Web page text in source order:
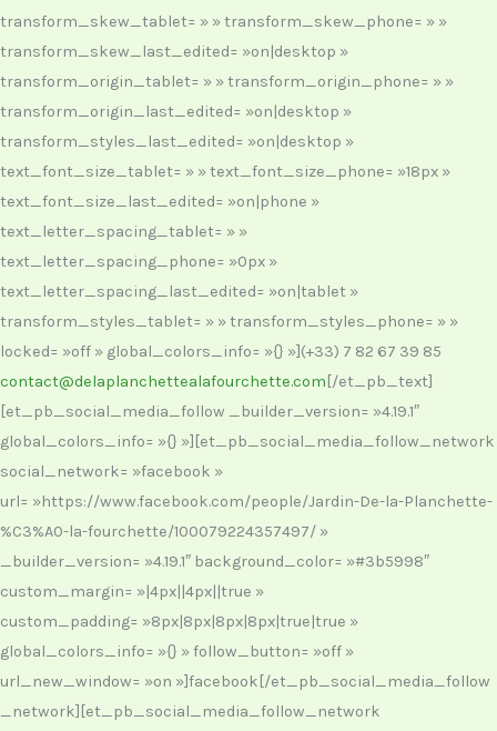
transform_skew_tablet= » » transform_skew_phone= » »
transform_skew_last_edited= »on|desktop »
transform_origin_tablet= » » transform_origin_phone= » »
transform_origin_last_edited= »on|desktop »
transform_styles_last_edited= »on|desktop »
text_font_size_tablet= » » text_font_size_phone= »18px »
text_font_size_last_edited= »on|phone »
text_letter_spacing_tablet= » »
text_letter_spacing_phone= »0px »
text_letter_spacing_last_edited= »on|tablet »
transform_styles_tablet= » » transform_styles_phone= » »
locked= »off » global_colors_info= »{} »](+33) 7 82 67 39 85
contact@delaplanchettealafourchette.com [/et_pb_text]
[et_pb_social_media_follow _builder_version= »4.19.1″
global_colors_info= »{} »][et_pb_social_media_follow_network
social_network= »facebook »
url= »https://www.facebook.com/people/Jardin-De-la-Planchette-
%C3%A0-la-fourchette/100079224357497/ »
_builder_version= »4.19.1″ background_color= »#3b5998″
custom_margin= »|4px||4px||true »
custom_padding= »8px|8px|8px|8px|true|true »
global_colors_info= »{} » follow_button= »off »
url_new_window= »on »]facebook[/et_pb_social_media_follow
_network][et_pb_social_media_follow_network